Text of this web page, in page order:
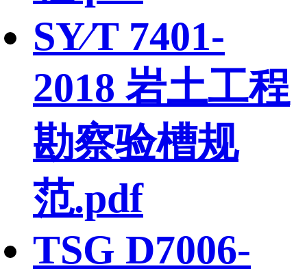
SY∕T 7401-
2018 岩土工程
勘察验槽规
范.pdf
TSG D7006-